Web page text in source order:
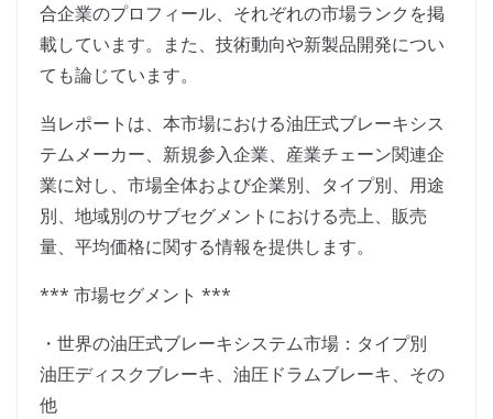
合企業のプロフィール、それぞれの市場ランクを掲
載しています。また、技術動向や新製品開発につい
ても論じています。
当レポートは、本市場における油圧式ブレーキシス
テムメーカー、新規参入企業、産業チェーン関連企
業に対し、市場全体および企業別、タイプ別、用途
別、地域別のサブセグメントにおける売上、販売
量、平均価格に関する情報を提供します。
*** 市場セグメント ***
・世界の油圧式ブレーキシステム市場：タイプ別
油圧ディスクブレーキ、油圧ドラムブレーキ、その
他